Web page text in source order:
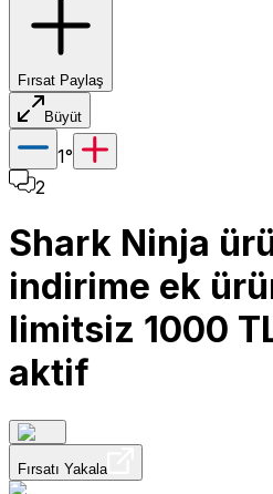
Fırsat Paylaş
Büyüt
1°
2
Shark Ninja
indirime ek
limitsiz 1000
aktif
Fırsatı Yakala